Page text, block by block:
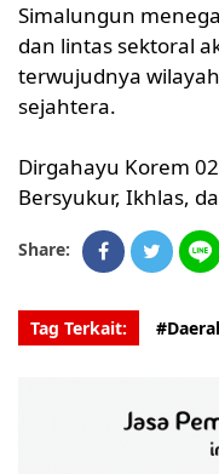
Simalungun
dan lintas sektoral
terwujudnya
sejahtera.
Dirgahayu Korem
Bersyukur, Ikhlas,
Share:
Tag Terkait: